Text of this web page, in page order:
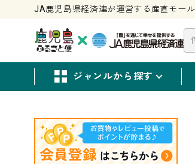
JA鹿児島県経済連が運営する産直モール
ジャンルから探す